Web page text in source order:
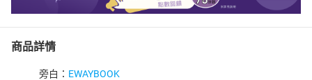
商品詳情
旁白： EWAYBOOK